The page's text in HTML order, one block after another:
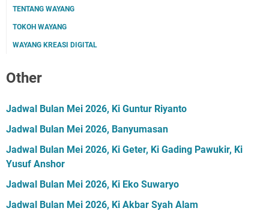
TENTANG WAYANG
TOKOH WAYANG
WAYANG KREASI DIGITAL
Other
Jadwal Bulan Mei 2026, Ki Guntur Riyanto
Jadwal Bulan Mei 2026, Banyumasan
Jadwal Bulan Mei 2026, Ki Geter, Ki Gading Pawukir, Ki
Yusuf Anshor
Jadwal Bulan Mei 2026, Ki Eko Suwaryo
Jadwal Bulan Mei 2026, Ki Akbar Syah Alam